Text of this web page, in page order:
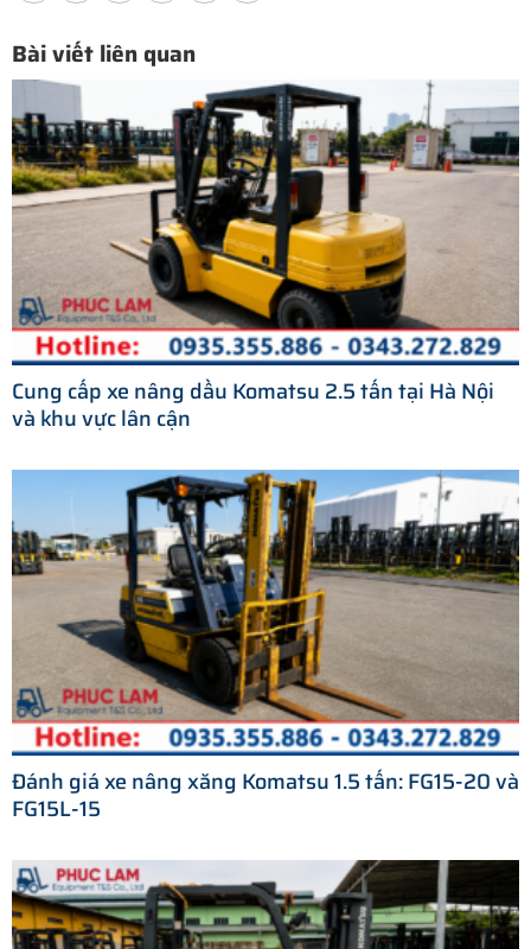
Bài viết liên quan
Cung cấp xe nâng dầu Komatsu 2.5 tấn tại Hà Nội
và khu vực lân cận
Đánh giá xe nâng xăng Komatsu 1.5 tấn: FG15-20 và
FG15L-15